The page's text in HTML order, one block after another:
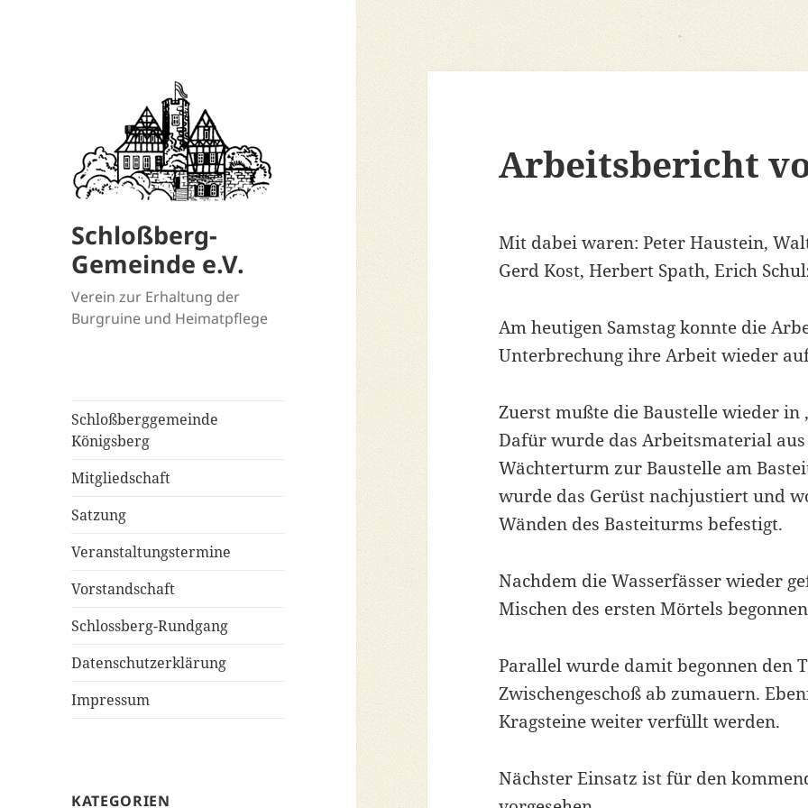
Schloßberg-
Gemeinde e.V.
Verein zur Erhaltung der
Burgruine und Heimatpflege
Schloßberggemeinde
Königsberg
Mitgliedschaft
Satzung
Veranstaltungstermine
Vorstandschaft
Schlossberg-Rundgang
Datenschutzerklärung
Impressum
KATEGORIEN
Arbeitsbericht
Mit dabei waren: Peter Haustein,
Gerd Kost, Herbert Spath, Erich
Am heutigen Samstag konnte die
Unterbrechung ihre Arbeit wieder
Zuerst mußte die Baustelle wieder in
Dafür wurde das Arbeitsmaterial
Wächterturm zur Baustelle am
wurde das Gerüst nachjustiert und
Wänden des Basteiturms befestigt.
Nachdem die Wasserfässer wieder
Mischen des ersten Mörtels
Parallel wurde damit begonnen den
Zwischengeschoß ab zumauern.
Kragsteine weiter verfüllt werden.
Nächster Einsatz ist für den